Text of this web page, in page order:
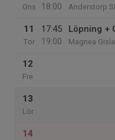
Ons
18:00
Anderstorp
11
Tor
17:45
19:00
Löpning +
Magnea
12
Fre
13
Lör
14